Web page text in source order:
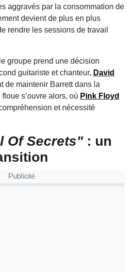
aggravés par la consommation de
devient de plus en plus
rendre les sessions de travail
groupe prend une décision
guitariste et chanteur, David
de maintenir Barrett dans la
s’ouvre alors, où Pink Floyd
et nécessité
Of Secrets": un
Publicité